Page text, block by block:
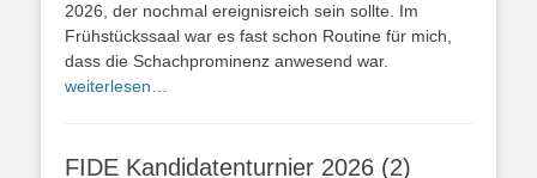
2026, der nochmal ereignisreich sein sollte. Im
Frühstückssaal war es fast schon Routine für mich,
dass die Schachprominenz anwesend war.
weiterlesen…
FIDE Kandidatenturnier 2026 (2)